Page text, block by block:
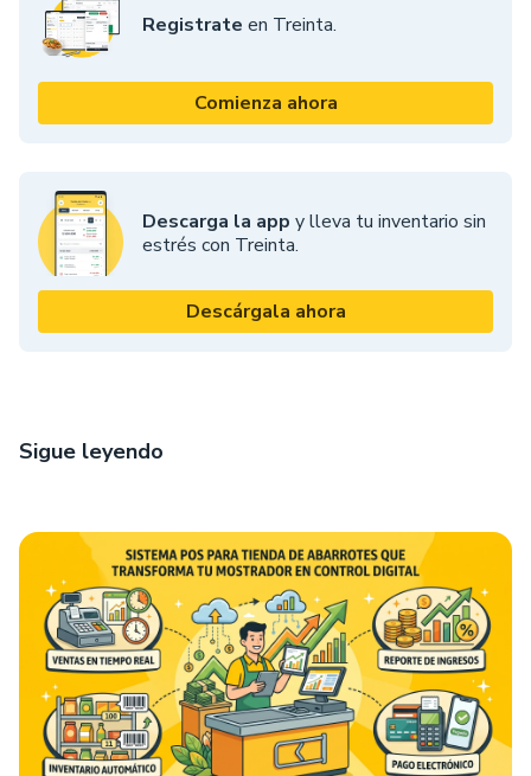
Registrate en Treinta.
Comienza ahora
Descarga la app y lleva tu inventario sin
estrés con Treinta.
Descárgala ahora
Sigue leyendo